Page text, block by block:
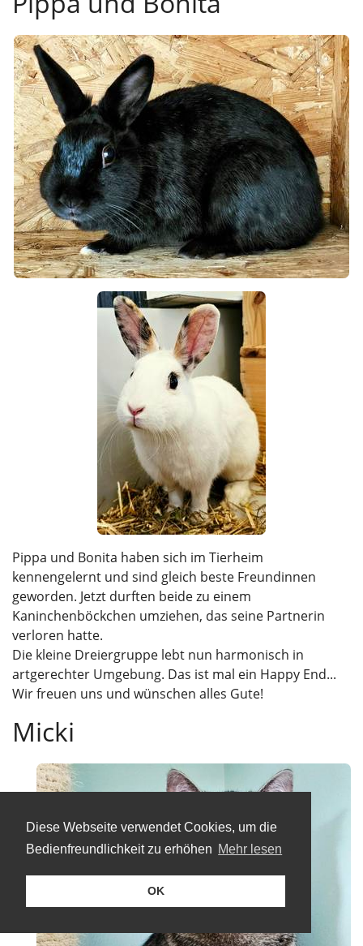
Diese Webseite verwendet Cookies, um die
Bedienfreundlichkeit zu erhöhen Mehr lesen
OK
Pippa und Bonita haben sich im Tierheim
kennengelernt und sind gleich beste Freundinnen
geworden. Jetzt durften beide zu einem
Kaninchenböckchen umziehen, das seine Partnerin
verloren hatte.
Die kleine Dreiergruppe lebt nun harmonisch in
artgerechter Umgebung. Das ist mal ein Happy End...
Wir freuen uns und wünschen alles Gute!
Micki